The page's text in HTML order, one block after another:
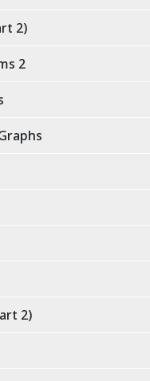
2)
2
2)